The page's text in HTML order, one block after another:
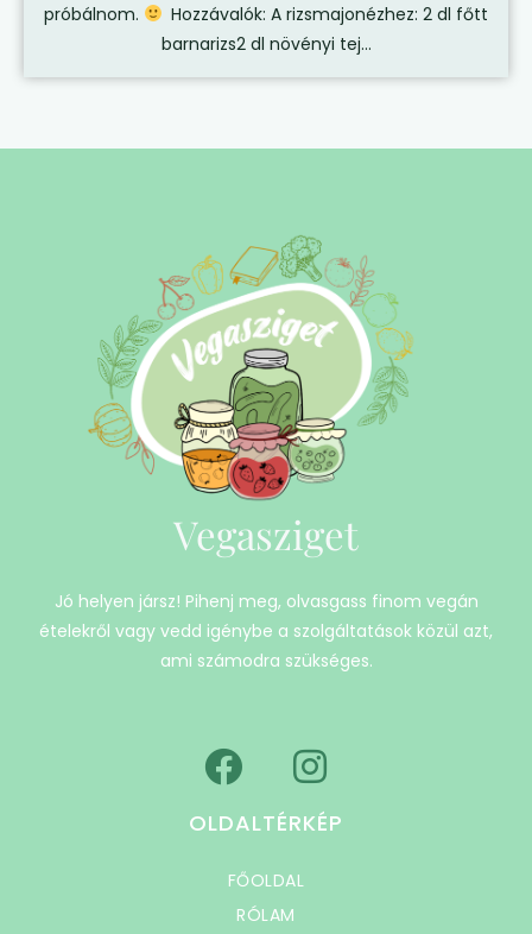
próbálnom.
Hozzávalók: A rizsmajonézhez: 2 dl főtt
barnarizs2 dl növényi tej...
Vegasziget
Jó helyen jársz! Pihenj meg, olvasgass finom vegán
ételekről vagy vedd igénybe a szolgáltatások közül azt,
ami számodra szükséges.
OLDALTÉRKÉP
FŐOLDAL
RÓLAM